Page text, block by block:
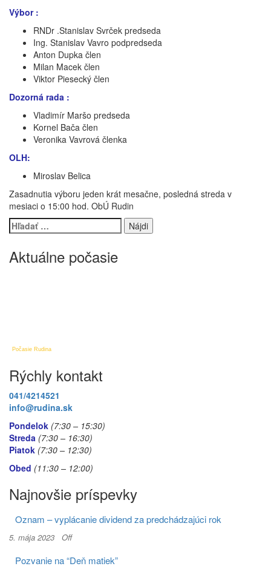
Výbor :
RNDr .Stanislav Svrček predseda
Ing. Stanislav Vavro podpredseda
Anton Dupka člen
Milan Macek člen
Viktor Piesecký člen
Dozorná rada :
Vladimír Maršo predseda
Kornel Bača člen
Veronika Vavrová členka
OLH:
Miroslav Belica
Zasadnutia výboru jeden krát mesačne, posledná streda v
mesiaci o 15:00 hod. ObÚ Rudin
Hľadať:
Aktuálne počasie
Počasie Rudina
Rýchly kontakt
041/4214521
info@rudina.sk
Pondelok (7:30 – 15:30)
Streda (7:30 – 16:30)
Piatok (7:30 – 12:30)
Obed (11:30 – 12:00)
Najnovšie príspevky
Oznam – vyplácanie dividend za predchádzajúci rok
5. mája 2023 Off
Pozvanie na “Deň matiek”